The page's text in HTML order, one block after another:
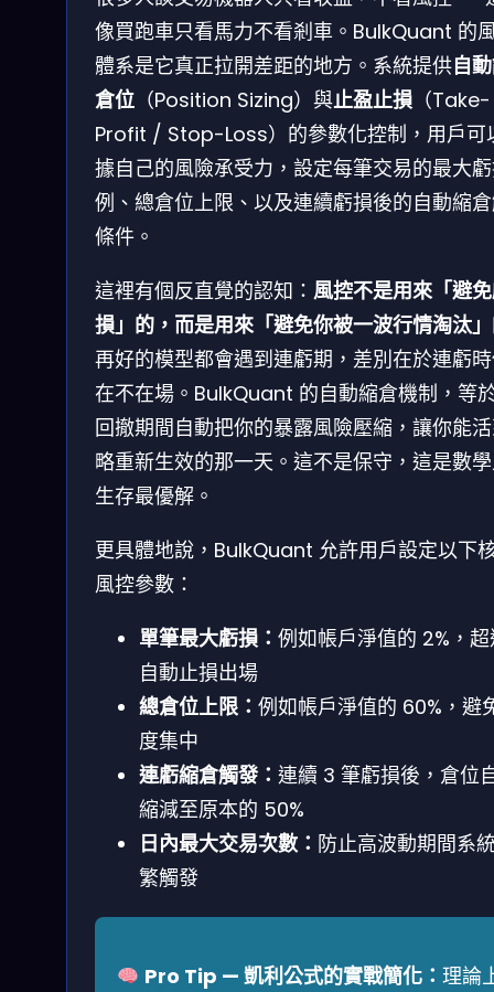
像買跑車只看馬力不看剎車。BulkQuant 的
體系是它真正拉開差距的地方。系統提供自
倉位 （Position Sizing）與止盈止損（Take-
Profit / Stop-Loss）的參數化控制，用戶可
據自己的風險承受力，設定每筆交易的最大
例、總倉位上限、以及連續虧損後的自動縮
條件。
這裡有個反直覺的認知： 風控不是用來「避
損」的，而是用來「避免你被一波行情淘汰
再好的模型都會遇到連虧期，差別在於連虧
在不在場。BulkQuant 的自動縮倉機制，等
回撤期間自動把你的暴露風險壓縮，讓你能
略重新生效的那一天。這不是保守，這是數
生存最優解。
更具體地說，BulkQuant 允許用戶設定以下
風控參數：
單筆最大虧損： 例如帳戶淨值的 2%，
自動止損出場
總倉位上限： 例如帳戶淨值的 60%，避
度集中
連虧縮倉觸發： 連續 3 筆虧損後，倉位
縮減至原本的 50%
日內最大交易次數： 防止高波動期間系
繁觸發
Pro Tip — 凱利公式的實戰簡化： 理論